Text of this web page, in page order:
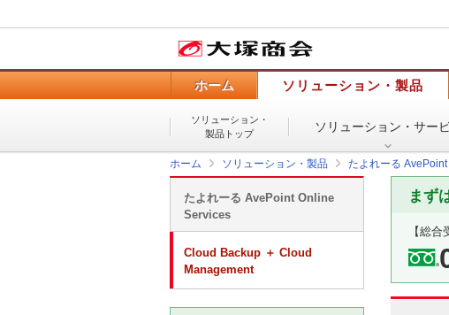
ホーム ソリューション・製品
ソリューション・
製品トップ
ソリューション・ サー
ホーム ソリューション・製品 たよれーる
まず
【総合
たよれーる AvePoint Online
Services
Cloud Backup ＋ Cloud
Management